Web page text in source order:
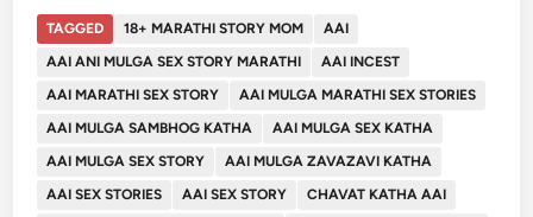
TAGGED 18+ MARATHI STORY MOM
AAI
AAI ANI MULGA SEX STORY MARATHI
AAI INCEST
AAI MARATHI SEX STORY
AAI MULGA MARATHI SEX STORIES
AAI MULGA SAMBHOG KATHA
AAI MULGA SEX KATHA
AAI MULGA SEX STORY
AAI MULGA ZAVAZAVI KATHA
AAI SEX STORIES
AAI SEX STORY
CHAVAT KATHA AAI